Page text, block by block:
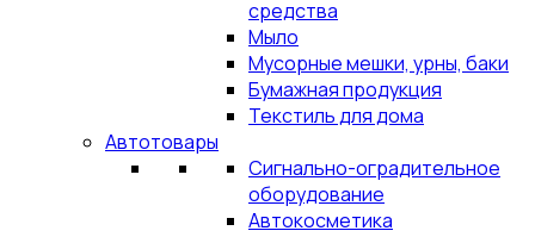
средства
Мыло
Мусорные мешки, урны, баки
Бумажная продукция
Текстиль для дома
Автотовары
Сигнально-оградительное
оборудование
Автокосметика